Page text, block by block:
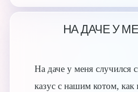
НА ДАЧЕ У
На даче у меня случился
казус с нашим котом, как